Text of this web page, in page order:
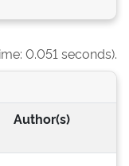
0.051 seconds).
Author(s)